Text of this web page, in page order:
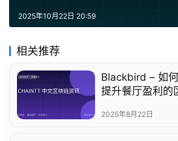
2025年10月22日 20:59
相关推荐
Blackbird – 如
提升餐厅盈利的
2025年8月22日